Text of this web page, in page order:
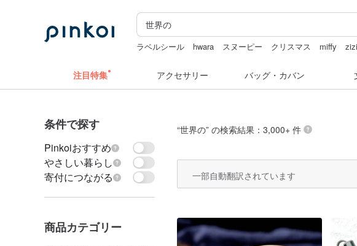
ラベルシール hwara スヌーピー クリスマス miffy
注目特集 アクセサリー バッグ・カバン
条件で探す
Pinkoiおすすめ
やさしい暮らし
寄付につながる
商品カテゴリー
“世界の” の検索結果：3,000+ 件
一部自動翻訳されています